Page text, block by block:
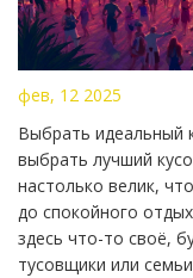
фев, 12 2025
Выбрать идеальный
выбрать лучший
настолько велик,
до спокойного
здесь что-то своё,
тусовщики или